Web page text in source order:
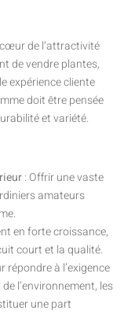
de l’attractivité
de vendre plantes,
expérience cliente
doit être pensée
et variété.
: Offrir une vaste
amateurs
en forte croissance,
court et la qualité.
répondre à l’exigence
l’environnement, les
une part